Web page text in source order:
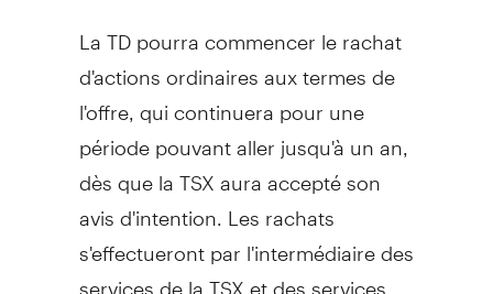
La TD pourra commencer le rachat
d'actions ordinaires aux termes de
l'offre, qui continuera pour une
période pouvant aller jusqu'à un an,
dès que la TSX aura accepté son
avis d'intention. Les rachats
s'effectueront par l'intermédiaire des
services de la TSX et des services